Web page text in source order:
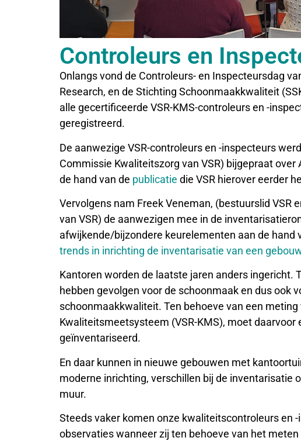
Controleurs en
Onlangs vond de Controleurs- en Inspecteursdag
Research, en de Stichting Schoonmaakkwaliteit
alle gecertificeerde VSR-KMS-controleurs en -
geregistreerd.
De aanwezige VSR-controleurs en -inspecteurs
Commissie Kwaliteitszorg van VSR) bijgepraat over
de hand van de publicatie die VSR hierover eerder
Vervolgens nam Freek Veneman, (bestuurslid VSR
van VSR) de aanwezigen mee in de
afwijkende/bijzondere keurelementen aan de hand
trends in inrichting de inventarisatie van een
Kantoren worden de laatste jaren anders ingericht.
hebben gevolgen voor de schoonmaak en dus ook
schoonmaakkwaliteit. Ten behoeve van een meting
Kwaliteitsmeetsysteem (VSR-KMS), moet daarvoor
geïnventariseerd.
En daar kunnen in nieuwe gebouwen met
moderne inrichting, verschillen bij de inventarisatie
muur.
Steeds vaker komen onze kwaliteitscontroleurs en
observaties wanneer zij ten behoeve van het